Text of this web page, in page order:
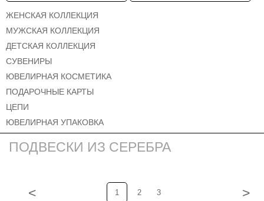
ЖЕНСКАЯ КОЛЛЕКЦИЯ
МУЖСКАЯ КОЛЛЕКЦИЯ
ДЕТСКАЯ КОЛЛЕКЦИЯ
СУВЕНИРЫ
ЮВЕЛИРНАЯ КОСМЕТИКА
ПОДАРОЧНЫЕ КАРТЫ
ЦЕПИ
ЮВЕЛИРНАЯ УПАКОВКА
ПОДВЕСКИ ИЗ СЕРЕБРА
< 1 2 3 >